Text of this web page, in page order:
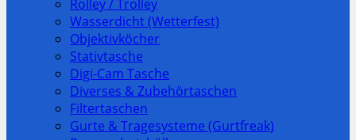
Rolley / Trolley
Wasserdicht (Wetterfest)
Objektivköcher
Stativtasche
Digi-Cam Tasche
Diverses & Zubehörtaschen
Filtertaschen
Gurte & Tragesysteme (Gurtfreak)